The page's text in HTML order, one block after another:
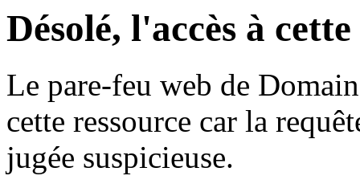
Désolé, l'accès à
Le pare-feu web de
cette ressource car la
jugée suspicieuse.